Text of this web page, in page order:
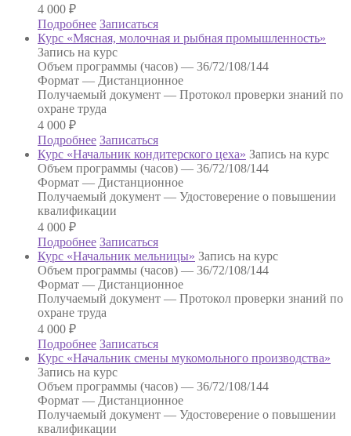
4 000 ₽
Подробнее Записаться
Курс «Мясная, молочная и рыбная промышленность»
Запись на курс
Объем программы (часов) — 36/72/108/144
Формат — Дистанционное
Получаемый документ — Протокол проверки знаний по
охране труда
4 000 ₽
Подробнее Записаться
Курс «Начальник кондитерского цеха» Запись на курс
Объем программы (часов) — 36/72/108/144
Формат — Дистанционное
Получаемый документ — Удостоверение о повышении
квалификации
4 000 ₽
Подробнее Записаться
Курс «Начальник мельницы» Запись на курс
Объем программы (часов) — 36/72/108/144
Формат — Дистанционное
Получаемый документ — Протокол проверки знаний по
охране труда
4 000 ₽
Подробнее Записаться
Курс «Начальник смены мукомольного производства»
Запись на курс
Объем программы (часов) — 36/72/108/144
Формат — Дистанционное
Получаемый документ — Удостоверение о повышении
квалификации